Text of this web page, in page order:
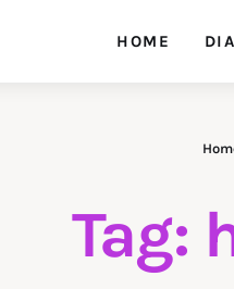
HOME
Tag: